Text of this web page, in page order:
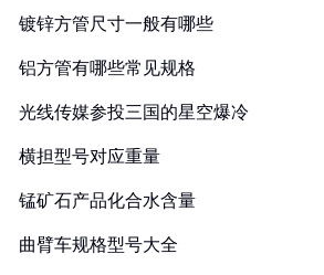
镀锌方管尺寸一般有哪些
铝方管有哪些常见规格
光线传媒参投三国的星空爆冷
横担型号对应重量
锰矿石产品化合水含量
曲臂车规格型号大全